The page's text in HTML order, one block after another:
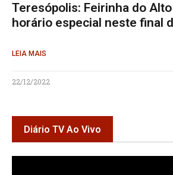
Teresópolis: Feirinha do
horário especial neste final
LEIA MAIS
22/12/2022
Diário TV Ao Vivo